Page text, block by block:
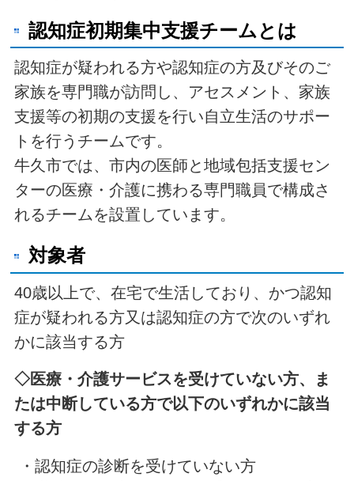
認知症初期集中支援チームとは
認知症が疑われる方や認知症の方及びそのご
家族を専門職が訪問し、アセスメント、家族
支援等の初期の支援を行い自立生活のサポー
トを行うチームです。
牛久市では、市内の医師と地域包括支援セン
ターの医療・介護に携わる専門職員で構成さ
れるチームを設置しています。
対象者
40歳以上で、在宅で生活しており、かつ認知
症が疑われる方又は認知症の方で次のいずれ
かに該当する方
◇医療・介護サービスを受けていない方、ま
たは中断している方で以下のいずれかに該当
する方
・認知症の診断を受けていない方